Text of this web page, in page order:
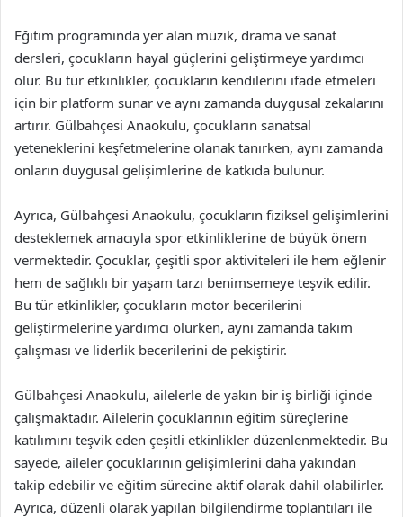
Eğitim programında yer alan müzik, drama ve sanat
dersleri, çocukların hayal güçlerini geliştirmeye yardımcı
olur. Bu tür etkinlikler, çocukların kendilerini ifade etmeleri
için bir platform sunar ve aynı zamanda duygusal zekalarını
artırır. Gülbahçesi Anaokulu, çocukların sanatsal
yeteneklerini keşfetmelerine olanak tanırken, aynı zamanda
onların duygusal gelişimlerine de katkıda bulunur.
Ayrıca, Gülbahçesi Anaokulu, çocukların fiziksel gelişimlerini
desteklemek amacıyla spor etkinliklerine de büyük önem
vermektedir. Çocuklar, çeşitli spor aktiviteleri ile hem eğlenir
hem de sağlıklı bir yaşam tarzı benimsemeye teşvik edilir.
Bu tür etkinlikler, çocukların motor becerilerini
geliştirmelerine yardımcı olurken, aynı zamanda takım
çalışması ve liderlik becerilerini de pekiştirir.
Gülbahçesi Anaokulu, ailelerle de yakın bir iş birliği içinde
çalışmaktadır. Ailelerin çocuklarının eğitim süreçlerine
katılımını teşvik eden çeşitli etkinlikler düzenlenmektedir. Bu
sayede, aileler çocuklarının gelişimlerini daha yakından
takip edebilir ve eğitim sürecine aktif olarak dahil olabilirler.
Ayrıca, düzenli olarak yapılan bilgilendirme toplantıları ile